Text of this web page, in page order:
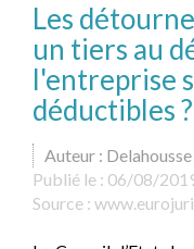
Les
un tiers au
l'entreprise
déductibles ?
Auteur :
Publié le : 06/08/
Source :